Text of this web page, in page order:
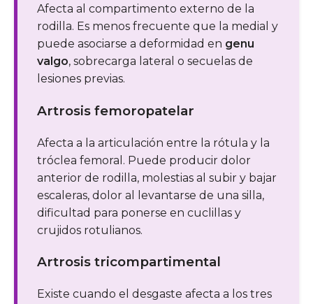
Afecta al compartimento externo de la
rodilla. Es menos frecuente que la medial y
puede asociarse a deformidad en genu
valgo, sobrecarga lateral o secuelas de
lesiones previas.
Artrosis femoropatelar
Afecta a la articulación entre la rótula y la
tróclea femoral. Puede producir dolor
anterior de rodilla, molestias al subir y bajar
escaleras, dolor al levantarse de una silla,
dificultad para ponerse en cuclillas y
crujidos rotulianos.
Artrosis tricompartimental
Existe cuando el desgaste afecta a los tres